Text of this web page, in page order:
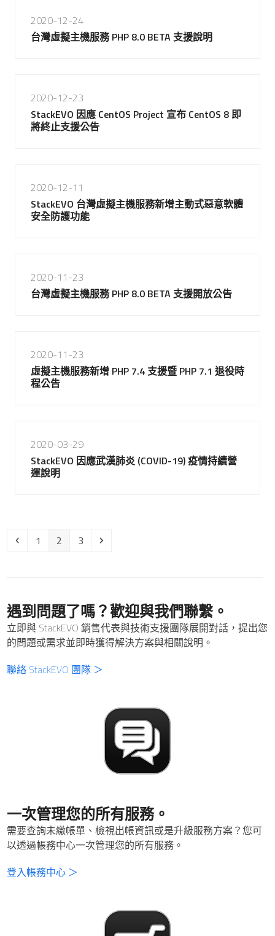
2020-12-24
台灣虛擬主機服務 PHP 8.0 BETA 支援說明
2020-12-23
StackEVO 因應 CentOS Project 宣布 CentOS 8 即
將終止支援公告
2020-12-11
StackEVO 台灣虛擬主機服務新增主動式惡意軟體
安全防護功能
2020-11-23
台灣虛擬主機服務 PHP 8.0 BETA 支援開放公告
2020-11-23
虛擬主機服務新增 PHP 7.4 支援暨 PHP 7.1 退役時
程公告
2020-03-29
StackEVO 因應武漢肺炎 (COVID-19) 疫情持續營
運說明
Previous
Page
1 Page
2 Page
3 Next
遇到問題了嗎？歡迎與我們聯繫。
立即與 StackEVO 銷售代表與技術支援團隊展開對話，提出您
的問題或需求並即時獲得解決方案與相關說明。
聯絡 StackEVO 團隊 ＞
一次管理您的所有服務。
需要查詢未繳帳單、檢視出帳資訊或是升級服務方案？您可
以透過帳務中心一次管理您的所有服務。
登入帳務中心 ＞